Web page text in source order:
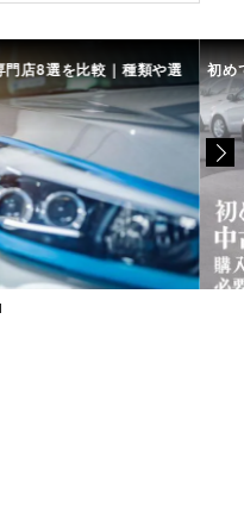
店8選を比較｜種類や選 初め